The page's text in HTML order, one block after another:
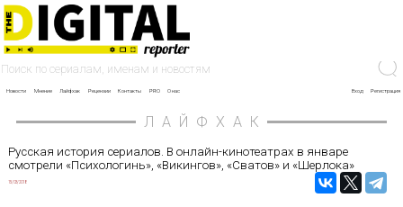
Новости Мнение Лайфхак Рецензии Контакты PRO О нас Вход Регистрация
ЛАЙФХАК
Русская история сериалов. В онлайн-кинотеатрах в январе
смотрели «Психологинь», «Викингов», «Сватов» и «Шерлока»
15/03/2018